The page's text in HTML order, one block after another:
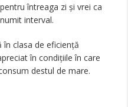
întreaga zi și vrei ca
interval.
în clasa de eficiență
în condițiile în care
destul de mare.